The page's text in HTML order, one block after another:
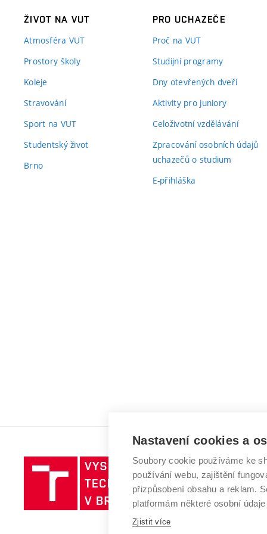
ŽIVOT NA VUT
Atmosféra VUT
Prostory školy
Koleje
Stravování
Sport na VUT
Studentský život
Brno
PRO UCHAZEČE
Proč na VUT
Studijní programy
Dny otevřených dveří
Aktivity pro juniory
Celoživotní vzdělávání
Zpracování osobních údajů
uchazečů o studium
E-přihláška
Vysoké
učení
technické
v
Nastavení cookies a
Soubory cookie používáme ke
používání webu, zajištění
přizpůsobení obsahu a reklam.
platformám některé osobní
Zjistit více